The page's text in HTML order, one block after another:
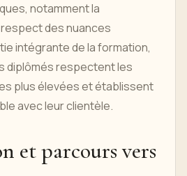
notamment la
des nuances
intégrante de la formation,
diplômés respectent les
plus élevées et établissent
avec leur clientèle.
et parcours vers